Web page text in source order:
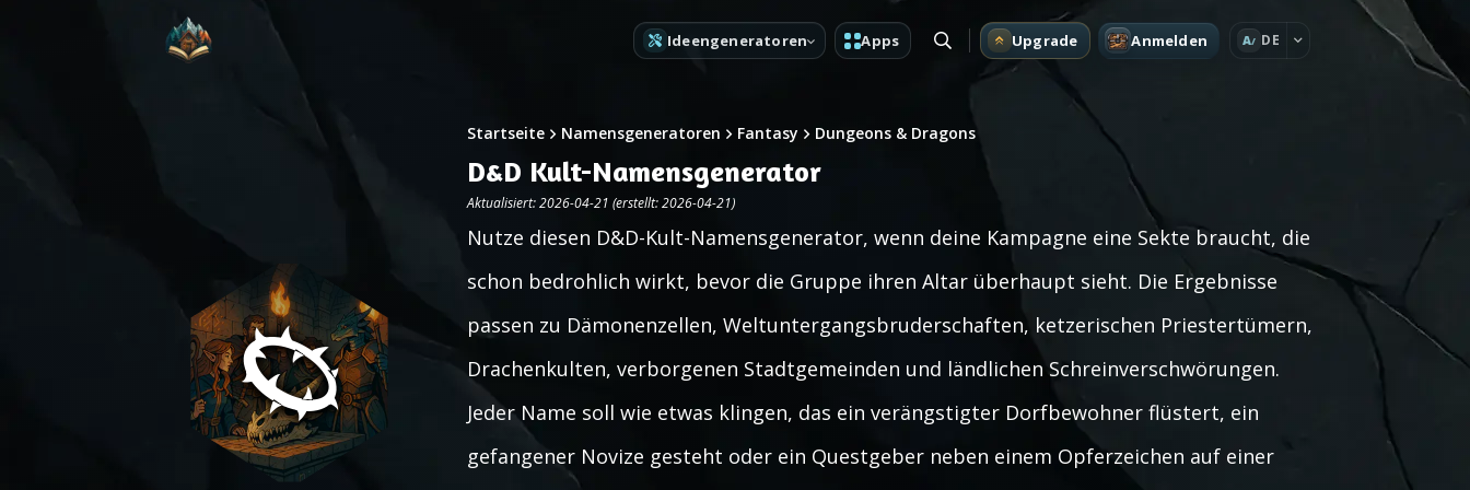
Ideengeneratoren Apps Upgrade Anmelden A DE
Startseite Namensgeneratoren Fantasy Dungeons & Dragons
D&D Kult-Namensgenerator
Aktualisiert: 2026-04-21 (erstellt: 2026-04-21)
Nutze diesen D&D-Kult-Namensgenerator, wenn deine Kampagne eine Sekte braucht, die
schon bedrohlich wirkt, bevor die Gruppe ihren Altar überhaupt sieht. Die Ergebnisse
passen zu Dämonenzellen, Weltuntergangsbruderschaften, ketzerischen Priestertümern,
Drachenkulten, verborgenen Stadtgemeinden und ländlichen Schreinverschwörungen.
Jeder Name soll wie etwas klingen, das ein verängstigter Dorfbewohner flüstert, ein
gefangener Novize gesteht oder ein Questgeber neben einem Opferzeichen auf einer